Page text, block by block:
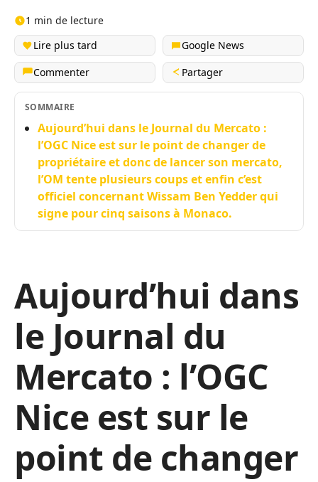
1 min de lecture
Lire plus tard
Google News
Commenter
Partager
SOMMAIRE
Aujourd’hui dans le Journal du Mercato :
l’OGC Nice est sur le point de changer de
propriétaire et donc de lancer son mercato,
l’OM tente plusieurs coups et enfin c’est
officiel concernant Wissam Ben Yedder qui
signe pour cinq saisons à Monaco.
Aujourd’hui dans
le Journal du
Mercato : l’OGC
Nice est sur le
point de changer